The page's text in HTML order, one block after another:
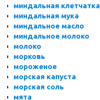
миндальная клетчатка
миндальная мука
миндальное масло
миндальное молоко
молоко
морковь
мороженое
морская капуста
морская соль
мята